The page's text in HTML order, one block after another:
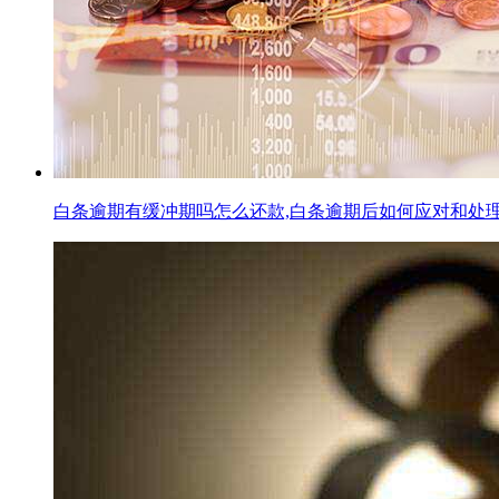
白条逾期有缓冲期吗怎么还款,白条逾期后如何应对和处